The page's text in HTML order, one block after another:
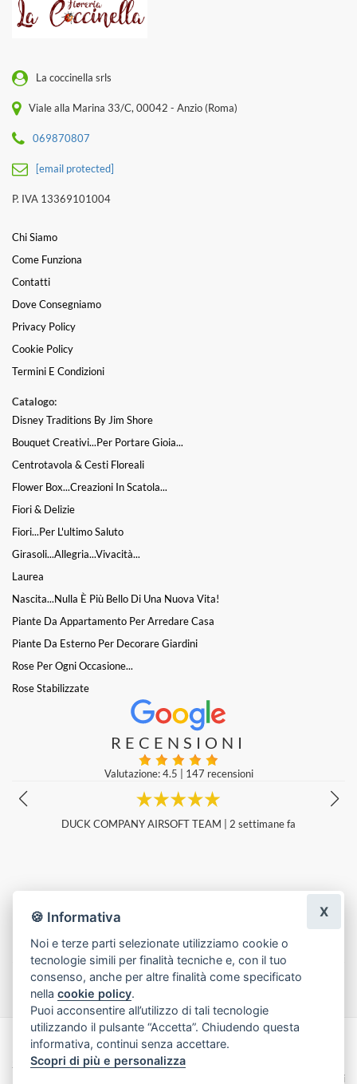
La coccinella srls
Viale alla Marina 33/C, 00042 - Anzio (Roma)
069870807
[email protected]
P. IVA 13369101004
Chi Siamo
Come Funziona
Contatti
Dove Consegniamo
Privacy Policy
Cookie Policy
Termini E Condizioni
Catalogo:
Disney Traditions By Jim Shore
Bouquet Creativi...per Portare Gioia...
Centrotavola & Cesti Floreali
Flower Box...Creazioni In Scatola...
Fiori & Delizie
Fiori...per L'ultimo Saluto
Girasoli...Allegria...Vivacità...
Laurea
Nascita...nulla È Più Bello Di Una Nuova Vita!
Piante Da Appartamento Per Arredare Casa
Piante Da Esterno Per Decorare Giardini
Rose Per Ogni Occasione...
Rose Stabilizzate
RECENSIONI
Valutazione: 4.5 147 recensioni
Perfetto, confezionato a dovere veramente bello.
Lascia una recensione
Made with byInfoser.it- Realizzazione Siti ecommerce per Fioristi
2026
Termini e Condizioni
🍪 Informativa
Noi e terze parti selezionate utilizziamo cookie o
tecnologie simili per finalità tecniche e, con il tuo
consenso, anche per altre finalità come specificato
nellacookie policy.
Puoi acconsentire all’utilizzo di tali tecnologie
utilizzando il pulsante “Accetta”. Chiudendo questa
informativa, continui senza accettare.
Scopri di più e personalizza
X